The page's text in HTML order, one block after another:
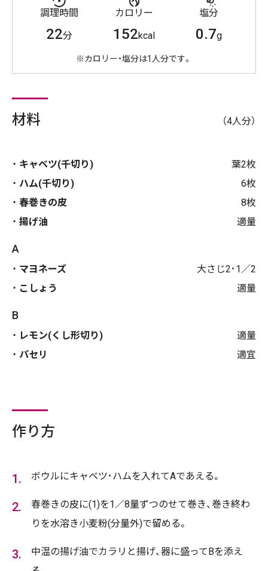
調理時間
22分
カロリー
152kcal
塩分
0.7g
※カロリー・塩分は1人分です。
材料 （4人分）
キャベツ(千切り)
葉2枚
ハム(千切り)
6枚
春巻きの皮
8枚
揚げ油
適量
A
マヨネーズ
大さじ2･1／2
こしょう
適量
B
レモン(くし形切り)
適量
パセリ
適宜
作り方
ボウルにキャベツ･ハムを入れてAであえる。
春巻きの皮に(1)を1／8量ずつのせて巻き、巻き終わ
りを水溶き小麦粉(分量外)で留める。
中温の揚げ油でカラリと揚げ、器に盛ってBを添え